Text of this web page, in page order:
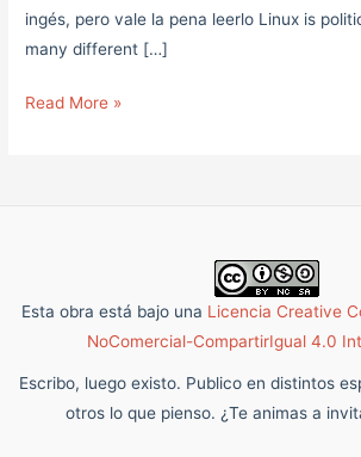
ingés, pero vale la pena leerlo Linux is
many different […]
Read More »
Esta obra está bajo una Licencia Creative
NoComercial-CompartirIgual 4.0
Escribo, luego existo. Publico en distintos
otros lo que pienso. ¿Te animas a